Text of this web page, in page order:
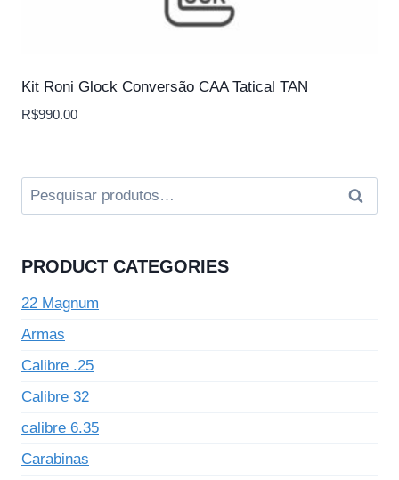
Kit Roni Glock Conversão CAA Tatical TAN
R$990.00
Pesquisar
por:
PRODUCT CATEGORIES
22 Magnum
Armas
Calibre .25
Calibre 32
calibre 6.35
Carabinas